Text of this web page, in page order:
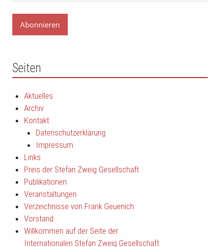
Abonnieren
Seiten
Aktuelles
Archiv
Kontakt
Datenschutzerklärung
Impressum
Links
Preis der Stefan Zweig Gesellschaft
Publikationen
Veranstaltungen
Verzeichnisse von Frank Geuenich
Vorstand
Willkommen auf der Seite der
Internationalen Stefan Zweig Gesellschaft